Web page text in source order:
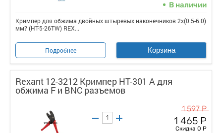
В наличии
Кримпер для обжима двойных штыревых наконечников 2x(0.5-6.0)
мм? (HT-5-26TW) REX...
Подробнее Корзина
Rexant 12-3212 Кримпер HT-301 A для
обжима F и BNC разъемов
1 597 Р
1 465 Р
Скидка 0 Р